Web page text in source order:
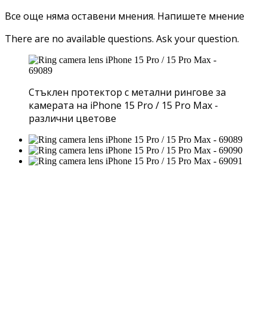
Все още няма оставени мнения. Напишете мнение
There are no available questions. Ask your question.
Стъклен протектор с метални рингове за
камерата на iPhone 15 Pro / 15 Pro Max -
различни цветове